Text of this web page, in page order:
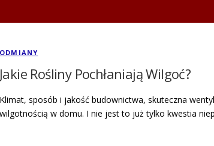
ODMIANY
Jakie Rośliny Pochłaniają Wilgoć?
Klimat, sposób i jakość budownictwa, skuteczna
wilgotnością w domu. I nie jest to już tylko kwestia